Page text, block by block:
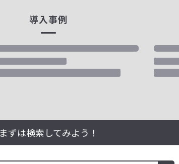
導入事例
まずは検索してみよう！